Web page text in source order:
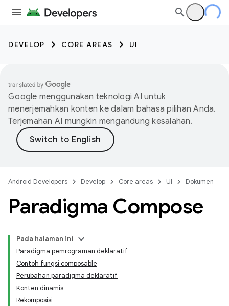
DEVELOP CORE AREAS UI
Google menggunakan teknologi AI untuk
menerjemahkan konten ke dalam bahasa pilihan Anda.
Terjemahan AI mungkin mengandung kesalahan.
Android Developers Develop Core areas UI Dokumen
Paradigma Compose
Pada halaman ini
Paradigma pemrograman deklaratif
Contoh fungsi composable
Perubahan paradigma deklaratif
Konten dinamis
Rekomposisi